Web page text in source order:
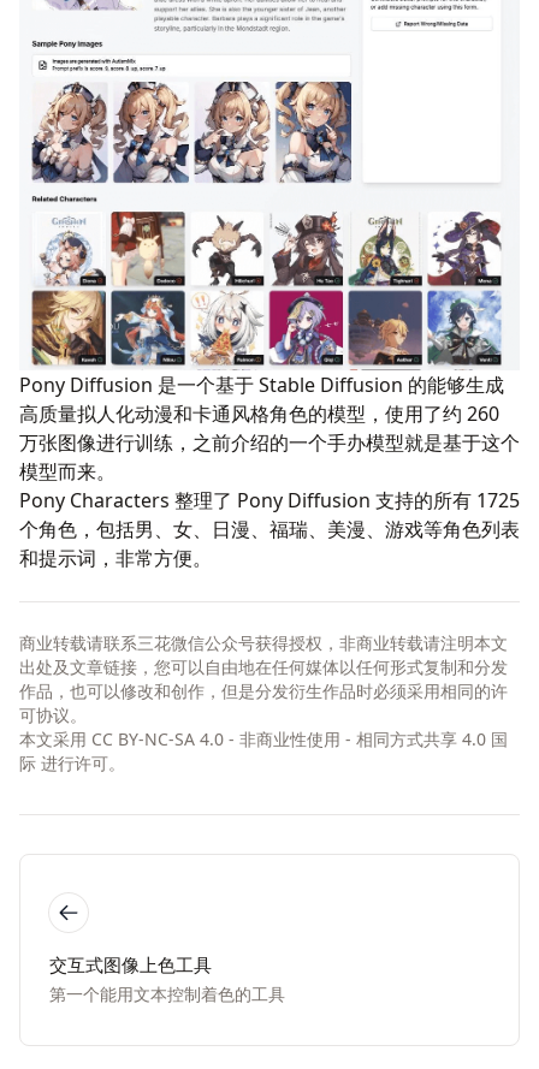
Pony Diffusion 是一个基于 Stable Diffusion 的能够生成
高质量拟人化动漫和卡通风格角色的模型，使用了约 260
万张图像进行训练，之前介绍的一个手办模型就是基于这个
模型而来。
Pony Characters 整理了 Pony Diffusion 支持的所有 1725
个角色，包括男、女、日漫、福瑞、美漫、游戏等角色列表
和提示词，非常方便。
商业转载请联系三花微信公众号获得授权，非商业转载请注明本文
出处及文章链接，您可以自由地在任何媒体以任何形式复制和分发
作品，也可以修改和创作，但是分发衍生作品时必须采用相同的许
可协议。
本文采用 CC BY-NC-SA 4.0 - 非商业性使用 - 相同方式共享 4.0 国
际 进行许可。
交互式图像上色工具
第一个能用文本控制着色的工具